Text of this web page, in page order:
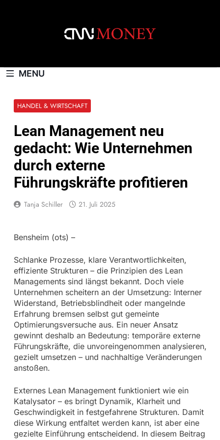
MENU
HANDEL & WIRTSCHAFT
Lean Management neu
gedacht: Wie Unternehmen
durch externe
Führungskräfte profitieren
Tanja Schiller 21. Juli 2025
Bensheim (ots) –
Schlanke Prozesse, klare Verantwortlichkeiten,
effiziente Strukturen – die Prinzipien des Lean
Managements sind längst bekannt. Doch viele
Unternehmen scheitern an der Umsetzung: Interner
Widerstand, Betriebsblindheit oder mangelnde
Erfahrung bremsen selbst gut gemeinte
Optimierungsversuche aus. Ein neuer Ansatz
gewinnt deshalb an Bedeutung: temporäre externe
Führungskräfte, die unvoreingenommen analysieren,
gezielt umsetzen – und nachhaltige Veränderungen
anstoßen.
Externes Lean Management funktioniert wie ein
Katalysator – es bringt Dynamik, Klarheit und
Geschwindigkeit in festgefahrene Strukturen. Damit
diese Wirkung entfaltet werden kann, ist aber eine
gezielte Einführung entscheidend. In diesem Beitrag